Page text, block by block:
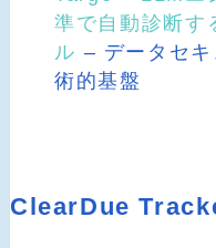
準で自動診断す
ル – データセ
術的基盤
ClearDue